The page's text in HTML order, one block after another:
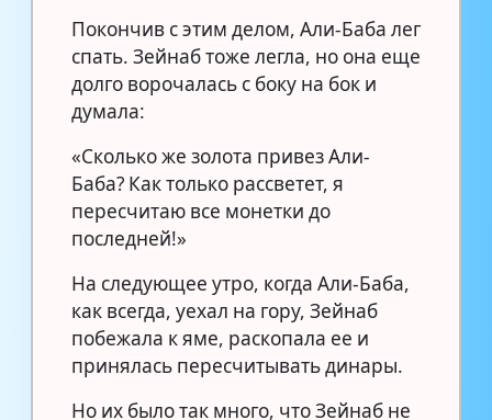
Покончив с этим делом, Али-Баба лег
спать. Зейнаб тоже легла, но она еще
долго ворочалась с боку на бок и
думала:
«Сколько же золота привез Али-
Баба? Как только рассветет, я
пересчитаю все монетки до
последней!»
На следующее утро, когда Али-Баба,
как всегда, уехал на гору, Зейнаб
побежала к яме, раскопала ее и
принялась пересчитывать динары.
Но их было так много, что Зейнаб не